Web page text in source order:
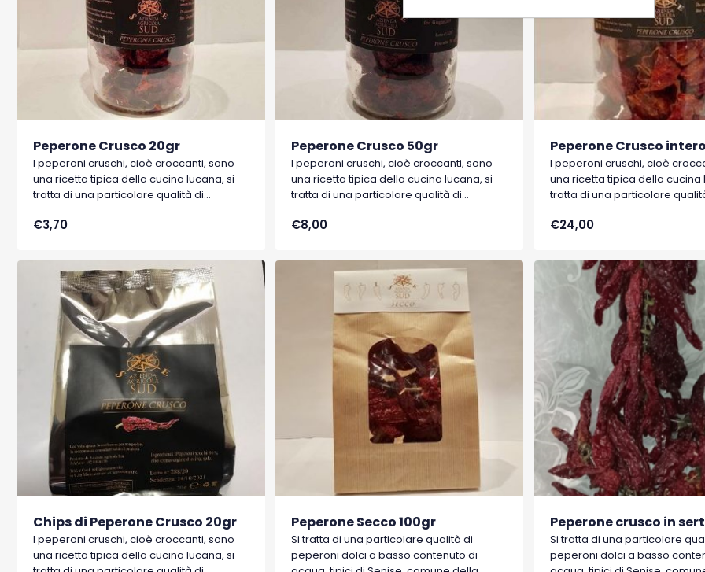
Peperone Crusco 20gr
I peperoni cruschi, cioè croccanti, sono
una ricetta tipica della cucina lucana, si
tratta di una particolare qualità di
acqua, tipici di Senise, comune della
marchio I.G.P. (Indicazione Geografica
Protetta).
€3,70
Peperone Crusco 50gr
I peperoni cruschi, cioè croccanti, sono
una ricetta tipica della cucina lucana, si
tratta di una particolare qualità di
acqua, tipici di Senise, comune della
marchio I.G.P. (Indicazione Geografica
Protetta).
€8,00
Peperone Crusco
I peperoni cruschi, cioè
una ricetta tipica della cucina
tratta di una particolare
acqua, tipici di Senise,
marchio I.G.P. (Indicazione
Protetta).
€24,00
Chips di Peperone Crusco 20gr
I peperoni cruschi, cioè croccanti, sono
una ricetta tipica della cucina lucana, si
Peperone Secco 100gr
Si tratta di una particolare qualità di
peperoni dolci a basso contenuto di
Peperone crusco in
Si tratta di una particolare
peperoni dolci a basso